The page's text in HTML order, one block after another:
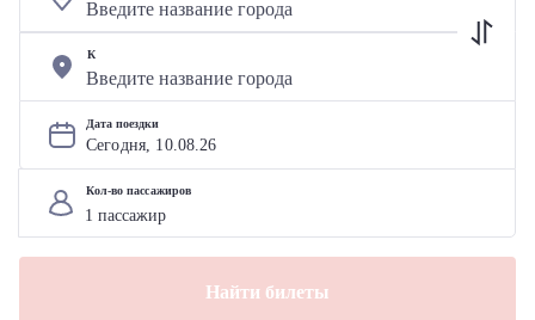
К
Дата поездки
Сегодня, 10.08.26
Кол-во пассажиров
Найти билеты